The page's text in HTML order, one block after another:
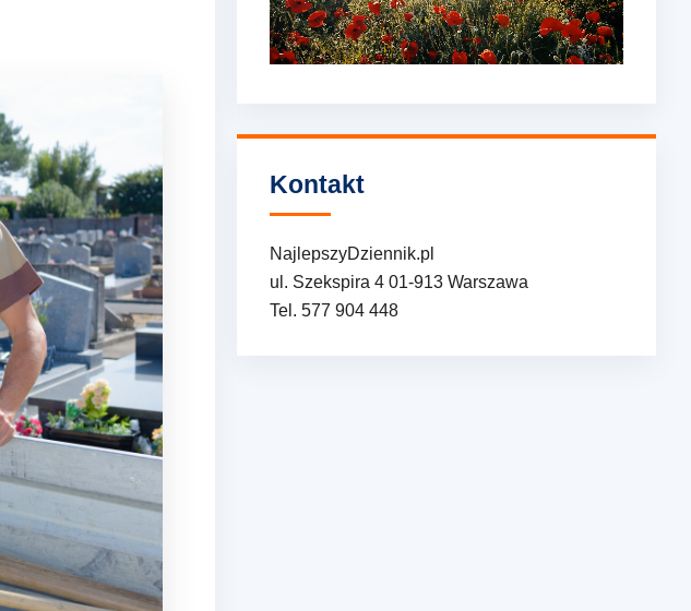
Kontakt
NajlepszyDziennik.pl
ul. Szekspira 4 01-913 Warszawa
Tel. 577 904 448